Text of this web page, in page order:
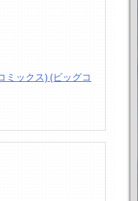
ミックス) (ビッグコ